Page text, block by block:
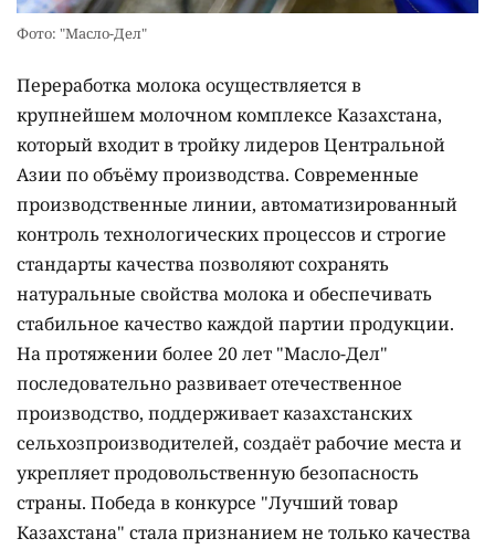
Фото: "Масло-Дел"
Переработка молока осуществляется в
крупнейшем молочном комплексе Казахстана,
который входит в тройку лидеров Центральной
Азии по объёму производства. Современные
производственные линии, автоматизированный
контроль технологических процессов и строгие
стандарты качества позволяют сохранять
натуральные свойства молока и обеспечивать
стабильное качество каждой партии продукции.
На протяжении более 20 лет "Масло-Дел"
последовательно развивает отечественное
производство, поддерживает казахстанских
сельхозпроизводителей, создаёт рабочие места и
укрепляет продовольственную безопасность
страны. Победа в конкурсе "Лучший товар
Казахстана" стала признанием не только качества